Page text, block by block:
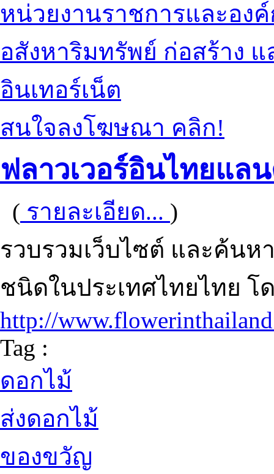
หน่วยงานราชการและอง
อสังหาริมทรัพย์ ก่อสร้าง
อินเทอร์เน็ต
สนใจลงโฆษณา คลิก!
ฟลาวเวอร์อินไทยแล
( รายละเอียด... )
รวบรวมเว็บไซต์ และค้นห
ชนิดในประเทศไทยไทย
http://
Tag :
ดอกไม้
ส่งดอกไม้
ของขวัญ